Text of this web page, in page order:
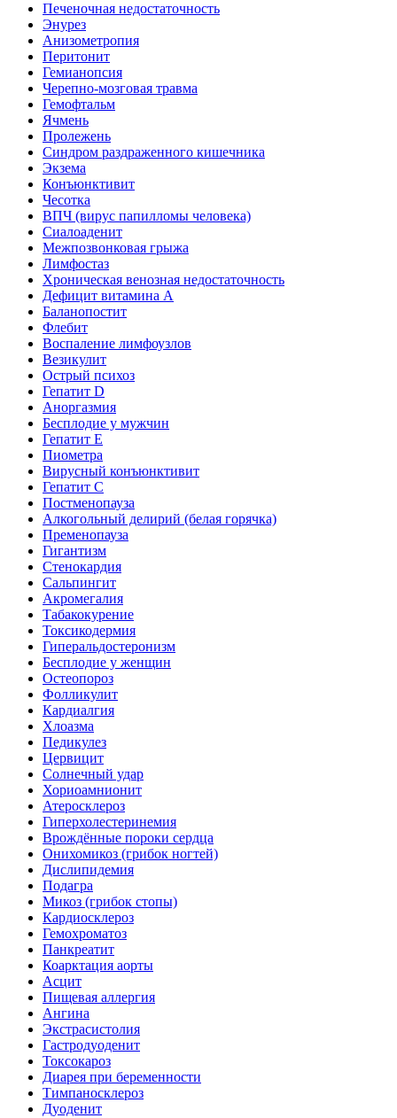
Печеночная недостаточность
Энурез
Анизометропия
Перитонит
Гемианопсия
Черепно-мозговая травма
Гемофтальм
Ячмень
Пролежень
Синдром раздраженного кишечника
Экзема
Конъюнктивит
Чесотка
ВПЧ (вирус папилломы человека)
Сиалоаденит
Межпозвонковая грыжа
Лимфостаз
Хроническая венозная недостаточность
Дефицит витамина А
Баланопостит
Флебит
Воспаление лимфоузлов
Везикулит
Острый психоз
Гепатит D
Аноргазмия
Бесплодие у мужчин
Гепатит E
Пиометра
Вирусный конъюнктивит
Гепатит C
Постменопауза
Алкогольный делирий (белая горячка)
Пременопауза
Гигантизм
Стенокардия
Сальпингит
Акромегалия
Табакокурение
Токсикодермия
Гиперальдостеронизм
Бесплодие у женщин
Остеопороз
Фолликулит
Кардиалгия
Хлоазма
Педикулез
Цервицит
Солнечный удар
Хориоамнионит
Атеросклероз
Гиперхолестеринемия
Врождённые пороки сердца
Онихомикоз (грибок ногтей)
Дислипидемия
Подагра
Микоз (грибок стопы)
Кардиосклероз
Гемохроматоз
Панкреатит
Коарктация аорты
Асцит
Пищевая аллергия
Ангина
Экстрасистолия
Гастродуоденит
Токсокароз
Диарея при беременности
Тимпаносклероз
Дуоденит